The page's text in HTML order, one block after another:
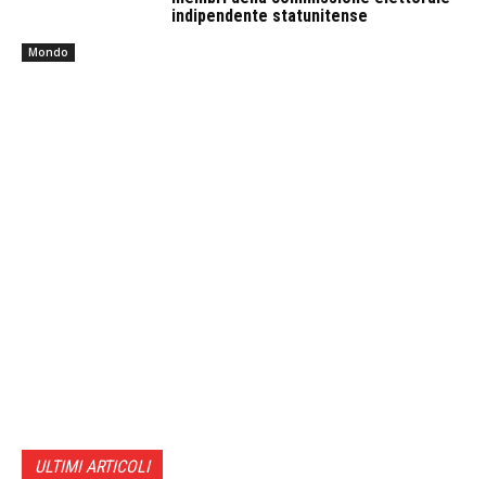
Mondo
indipendente statunitense
ULTIMI ARTICOLI